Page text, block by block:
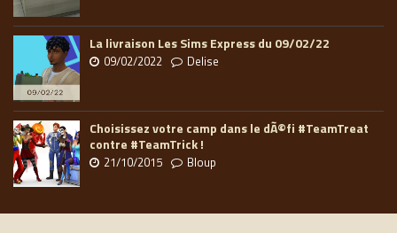
La livraison Les Sims Express du 09/02/22
09/02/2022 Delise
Choisissez votre camp dans le dÃ©fi #TeamTreat
contre #TeamTrick !
21/10/2015 Bloup